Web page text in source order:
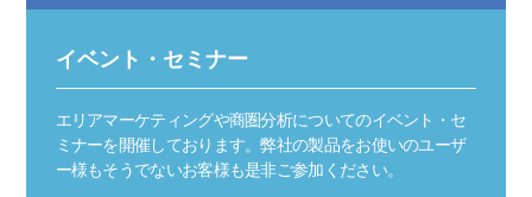
イベント・セミナー
エリアマーケティングや商圏分析についてのイベント・セ
ミナーを開催しております。弊社の製品をお使いのユーザ
ー様もそうでないお客様も是非ご参加ください。